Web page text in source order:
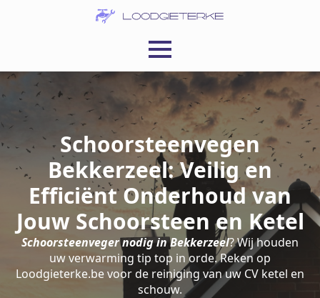
Schoorsteenvegen
Bekkerzeel: Veilig en
Efficiënt Onderhoud van
Jouw Schoorsteen en Ketel
Schoorsteenveger nodig in Bekkerzeel? Wij houden
uw verwarming tip top in orde. Reken op
Loodgieterke.be voor de reiniging van uw CV ketel en
schouw.